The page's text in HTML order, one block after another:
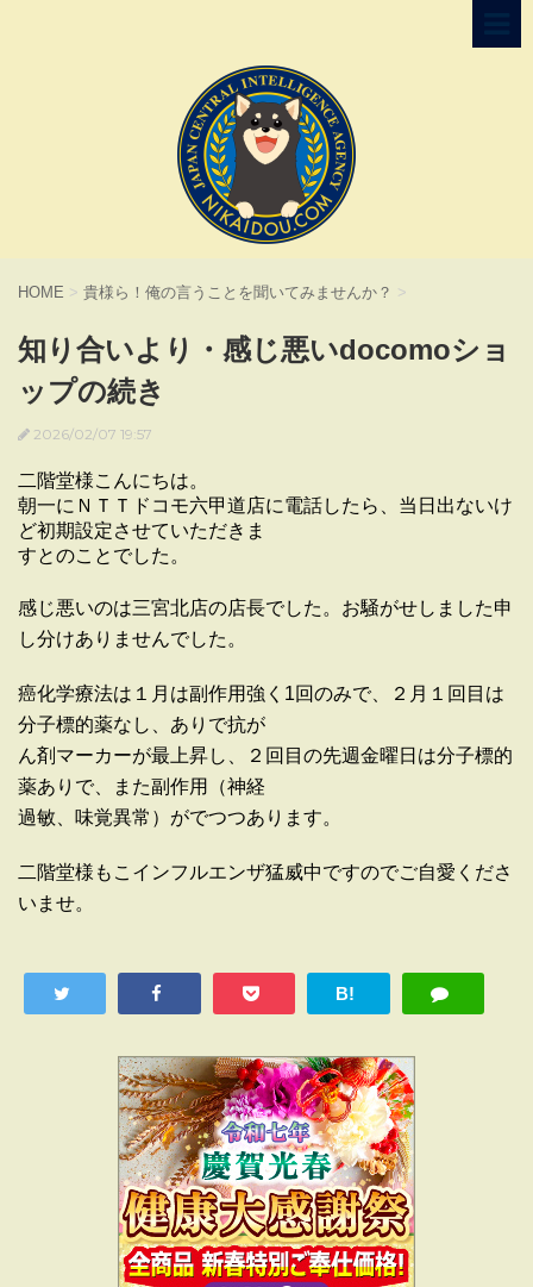
HOME > 貴様ら！俺の言うことを聞いてみませんか？ >
知り合いより・感じ悪いdocomoショ
ップの続き
2026/02/07 19:57
二階堂様こんにちは。
朝一にＮＴＴドコモ六甲道店に電話したら、当日出ないけ
ど初期設定させていただきま
すとのことでした。
感じ悪いのは三宮北店の店長でした。お騒がせしました申
し分けありませんでした。
癌化学療法は１月は副作用強く1回のみで、２月１回目は
分子標的薬なし、ありで抗が
ん剤マーカーが最上昇し、２回目の先週金曜日は分子標的
薬ありで、また副作用（神経
過敏、味覚異常）がでつつあります。
二階堂様もこインフルエンザ猛威中ですのでご自愛くださ
いませ。
B!